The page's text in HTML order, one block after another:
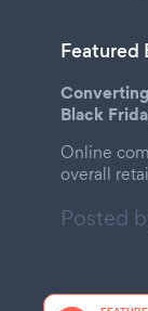
Featured
Black
Online
overall
Posted